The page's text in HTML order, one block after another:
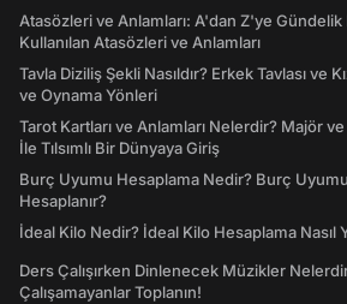
Atasözleri ve Anlamları: A'dan Z'ye Gündelik
Kullanılan Atasözleri ve Anlamları
Tavla Diziliş Şekli Nasıldır? Erkek Tavlası ve
ve Oynama Yönleri
Tarot Kartları ve Anlamları Nelerdir? Majör
İle Tılsımlı Bir Dünyaya Giriş
Burç Uyumu Hesaplama Nedir? Burç
Hesaplanır?
İdeal Kilo Nedir? İdeal Kilo Hesaplama Nasıl
Ders Çalışırken Dinlenecek Müzikler
Çalışamayanlar Toplanın!